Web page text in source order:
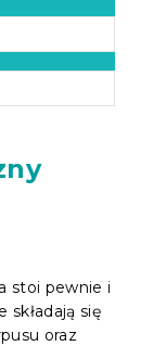
stoi pewnie i
składają się
oraz